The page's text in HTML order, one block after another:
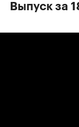
Выпуск за